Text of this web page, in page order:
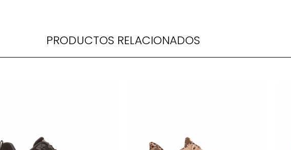
PRODUCTOS RELACIONADOS